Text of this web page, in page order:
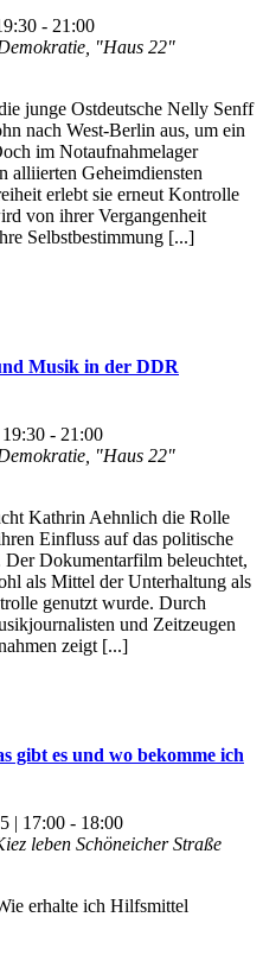
- 21:00
"Haus 22"
junge Ostdeutsche Nelly Senff
nach West-Berlin aus, um ein
im Notaufnahmelager
alliierten Geheimdiensten
erlebt sie erneut Kontrolle
von ihrer Vergangenheit
Selbstbestimmung [...]
Musik in der DDR
- 21:00
"Haus 22"
Kathrin Aehnlich die Rolle
Einfluss auf das politische
Dokumentarfilm beleuchtet,
als Mittel der Unterhaltung als
genutzt wurde. Durch
und Zeitzeugen
zeigt [...]
gibt es und wo bekomme ich
| 17:00 - 18:00
leben Schöneicher Straße
erhalte ich Hilfsmittel